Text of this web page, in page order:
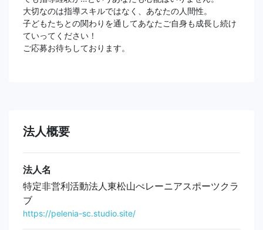
大切なのは指導スキルではなく、あなたの人間性。
子どもたちとの関わりを通してあなたご自身も成長し続け
ていってください！
ご応募お待ちしております。
法人概要
法人名
特定非営利活動法人東松山ぺレーニアスポーツクラ
ブ
https://pelenia-sc.studio.site/